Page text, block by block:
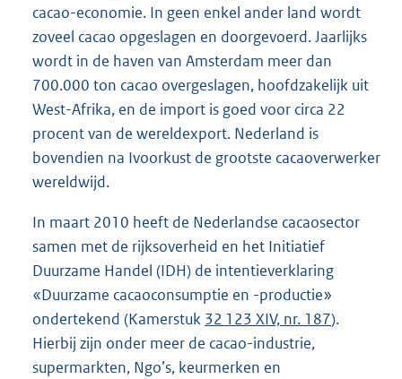
cacao-economie. In geen enkel ander land wordt
zoveel cacao opgeslagen en doorgevoerd. Jaarlijks
wordt in de haven van Amsterdam meer dan
700.000 ton cacao overgeslagen, hoofdzakelijk uit
West-Afrika, en de import is goed voor circa 22
procent van de wereldexport. Nederland is
bovendien na Ivoorkust de grootste cacaoverwerker
wereldwijd.
In maart 2010 heeft de Nederlandse cacaosector
samen met de rijksoverheid en het Initiatief
Duurzame Handel (IDH) de intentieverklaring
«Duurzame cacaoconsumptie en -productie»
ondertekend (Kamerstuk 32 123 XIV, nr. 187).
Hierbij zijn onder meer de cacao-industrie,
supermarkten, Ngo’s, keurmerken en